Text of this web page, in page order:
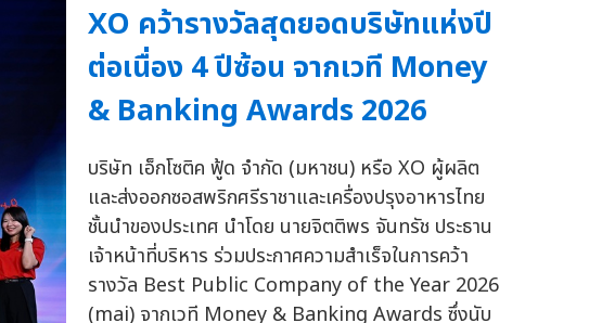
XO คว้ารางวัลสุดยอดบริษัทแห่งปี
ต่อเนื่อง 4 ปีซ้อน จากเวที Money
& Banking Awards 2026
บริษัท เอ็กโซติค ฟู้ด จำกัด (มหาชน) หรือ XO ผู้ผลิต
และส่งออกซอสพริกศรีราชาและเครื่องปรุงอาหารไทย
ชั้นนำของประเทศ นำโดย นายจิตติพร จันทรัช ประธาน
เจ้าหน้าที่บริหาร ร่วมประกาศความสำเร็จในการคว้า
รางวัล Best Public Company of the Year 2026
(mai) จากเวที Money & Banking Awards ซึ่งนับ